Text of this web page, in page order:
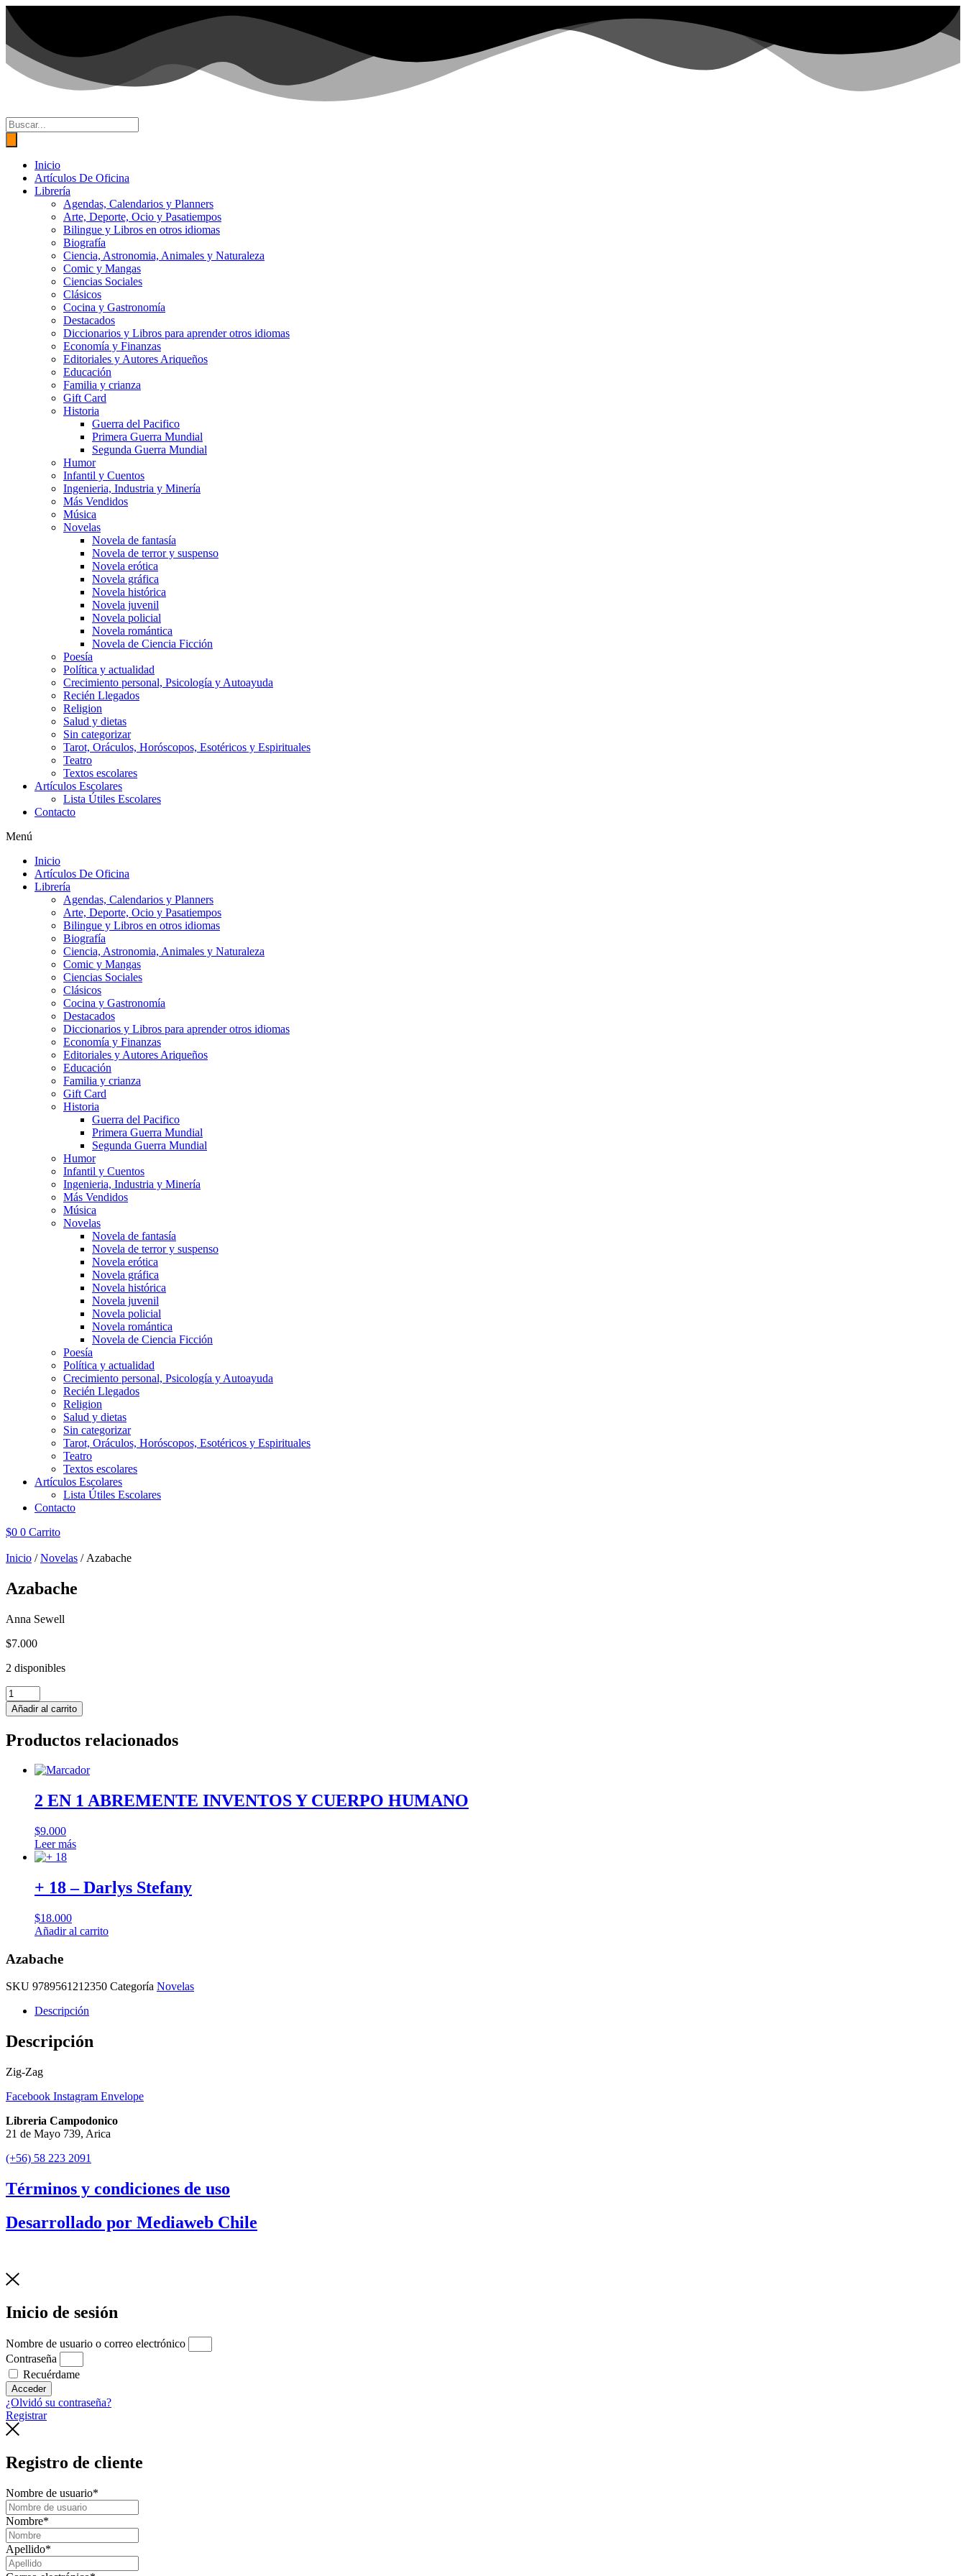
Ir
contenido
Búsqueda
de
productos
Inicio
Artículos De Oficina
Librería
Agendas, Calendarios y Planners
Arte, Deporte, Ocio y Pasatiempos
Bilingue y Libros en otros idiomas
Biografía
Ciencia, Astronomia, Animales y Naturaleza
Comic y Mangas
Ciencias Sociales
Clásicos
Cocina y Gastronomía
Destacados
Diccionarios y Libros para aprender otros idiomas
Economía y Finanzas
Editoriales y Autores Ariqueños
Educación
Familia y crianza
Gift Card
Historia
Guerra del Pacifico
Primera Guerra Mundial
Segunda Guerra Mundial
Humor
Infantil y Cuentos
Ingenieria, Industria y Minería
Más Vendidos
Música
Novelas
Novela de fantasía
Novela de terror y suspenso
Novela erótica
Novela gráfica
Novela histórica
Novela juvenil
Novela policial
Novela romántica
Novela de Ciencia Ficción
Poesía
Política y actualidad
Crecimiento personal, Psicología y Autoayuda
Recién Llegados
Religion
Salud y dietas
Sin categorizar
Tarot, Oráculos, Horóscopos, Esotéricos y Espirituales
Teatro
Textos escolares
Artículos Escolares
Lista Útiles Escolares
Contacto
Menú
Inicio
Artículos De Oficina
Librería
Agendas, Calendarios y Planners
Arte, Deporte, Ocio y Pasatiempos
Bilingue y Libros en otros idiomas
Biografía
Ciencia, Astronomia, Animales y Naturaleza
Comic y Mangas
Ciencias Sociales
Clásicos
Cocina y Gastronomía
Destacados
Diccionarios y Libros para aprender otros idiomas
Economía y Finanzas
Editoriales y Autores Ariqueños
Educación
Familia y crianza
Gift Card
Historia
Guerra del Pacifico
Primera Guerra Mundial
Segunda Guerra Mundial
Humor
Infantil y Cuentos
Ingenieria, Industria y Minería
Más Vendidos
Música
Novelas
Novela de fantasía
Novela de terror y suspenso
Novela erótica
Novela gráfica
Novela histórica
Novela juvenil
Novela policial
Novela romántica
Novela de Ciencia Ficción
Poesía
Política y actualidad
Crecimiento personal, Psicología y Autoayuda
Recién Llegados
Religion
Salud y dietas
Sin categorizar
Tarot, Oráculos, Horóscopos, Esotéricos y Espirituales
Teatro
Textos escolares
Artículos Escolares
Lista Útiles Escolares
Contacto
$0 0 Carrito
Inicio /Novelas / Azabache
Azabache
Anna Sewell
$7.000
2 disponibles
Azabache
cantidad
Añadir al carrito
Productos relacionados
2 EN 1 ABREMENTE INVENTOS Y CUERPO HUMANO
$9.000
Leer más
+ 18 – Darlys Stefany
$18.000
Añadir al carrito
Azabache
SKU 9789561212350 Categoría Novelas
Descripción
Descripción
Zig-Zag
Facebook Instagram Envelope
Libreria Campodonico
21 de Mayo 739, Arica
(+56) 58 223 2091
Términos y condiciones de uso
Desarrollado por Mediaweb Chile
Inicio de sesión
Nombre de usuario o correo electrónico
Contraseña
Recuérdame
Acceder
¿Olvidó su contraseña?
Registrar
Registro de cliente
Nombre de usuario*
Nombre*
Apellido*